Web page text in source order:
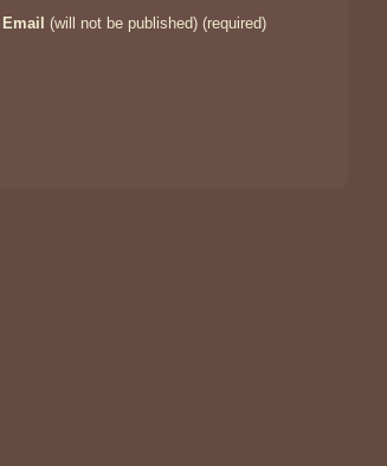
Email (will not be published) (required)